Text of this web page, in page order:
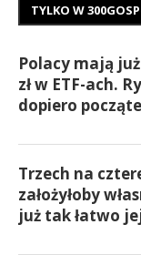
TYLKO W
Polacy mają
zł w ETF-ach.
dopiero
Trzech na
założyłoby
już tak łatwo